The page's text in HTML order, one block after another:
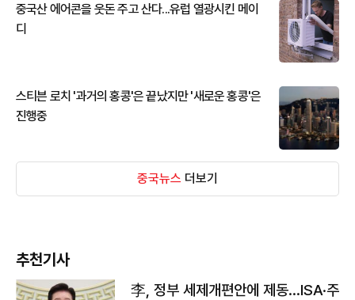
중국산 에어콘을 웃돈 주고 산다...유럽 열광시킨 메이
디
스티븐 로치 '과거의 홍콩'은 끝났지만 '새로운 홍콩'은
진행중
중국뉴스 더보기
추천기사
李, 정부 세제개편안에 제동…ISA·주